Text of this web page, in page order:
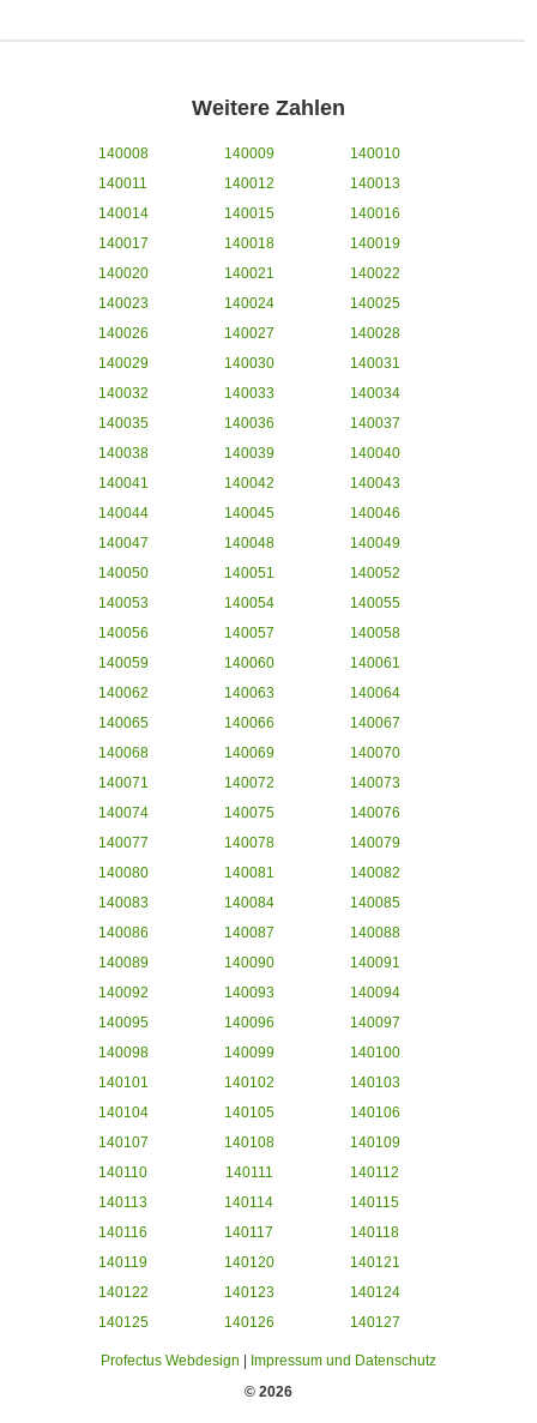
Weitere Zahlen
140008 140009
140010
140011
140012
140013
140014
140015
140016
140017
140018
140019
140020
140021
140022
140023
140024
140025
140026
140027
140028
140029
140030
140031
140032
140033
140034
140035
140036
140037
140038
140039
140040
140041
140042
140043
140044
140045
140046
140047
140048
140049
140050
140051
140052
140053
140054
140055
140056
140057
140058
140059
140060
140061
140062
140063
140064
140065
140066
140067
140068
140069
140070
140071
140072
140073
140074
140075
140076
140077
140078
140079
140080
140081
140082
140083
140084
140085
140086
140087
140088
140089
140090
140091
140092
140093
140094
140095
140096
140097
140098
140099
140100
140101
140102
140103
140104
140105
140106
140107
140108
140109
140110
140111
140112
140113
140114
140115
140116
140117
140118
140119
140120
140121
140122
140123
140124
140125
140126 140127
Profectus Webdesign
Impressum und Datenschutz
© 2026